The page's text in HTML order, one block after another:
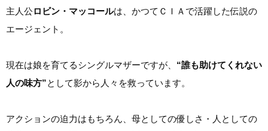
主人公ロビン・マッコールは、かつてＣＩＡで活躍した伝説の
エージェント。
現在は娘を育てるシングルマザーですが、 “誰も助けてくれない
人の味方”として影から人々を救っています。
アクションの迫力はもちろん、母としての優しさ・人としての